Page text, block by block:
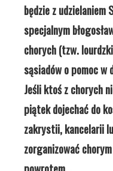
będzie z udzielaniem
specjalnym
chorych (tzw.
sąsiadów o pomoc w
Jeśli ktoś z chorych
piątek dojechać do
zakrystii, kancelarii
zorganizować